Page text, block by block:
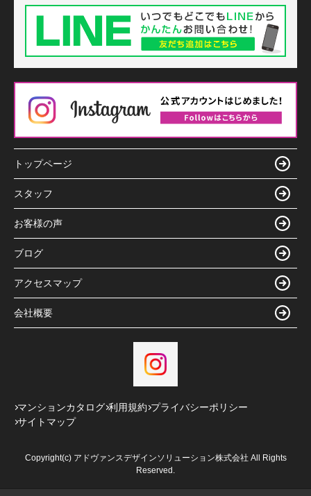
トップページ
スタッフ
お客様の声
ブログ
アクセスマップ
会社概要
マンションカタログ 利用規約 プライバシーポリシー
サイトマップ
Copyright(c) アドヴァンスデザインソリューション株式会社 All Rights
Reserved.